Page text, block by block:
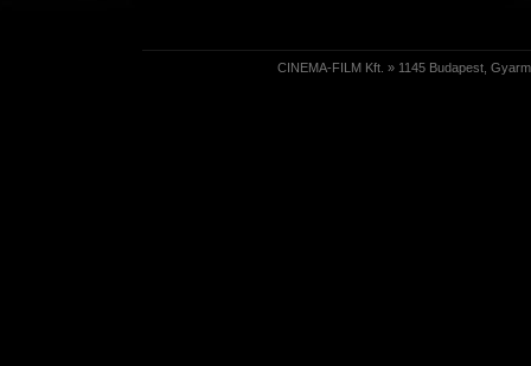
CINEMA-FILM Kft. » 1145 Budapest,